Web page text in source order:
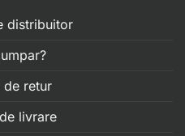
distribuitor
de retur
livrare